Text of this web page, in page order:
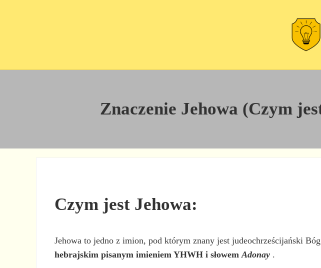
Znaczenie Jehowa (Czym
Czym jest Jehowa:
Jehowa to jedno z imion, pod którym znany jest judeochrześcijański
hebrajskim pisanym imieniem YHWH i słowemAdonay .